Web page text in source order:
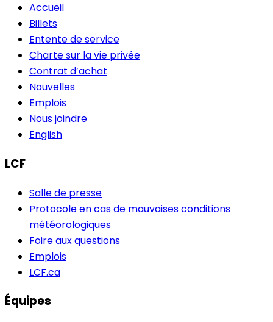
Accueil
Billets
Entente de service
Charte sur la vie privée
Contrat d’achat
Nouvelles
Emplois
Nous joindre
English
LCF
Salle de presse
Protocole en cas de mauvaises conditions
météorologiques
Foire aux questions
Emplois
LCF.ca
Équipes